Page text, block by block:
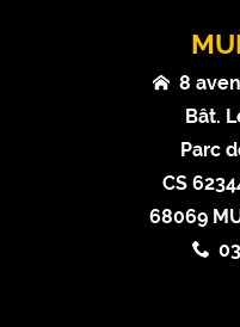
8
Bât.
Parc
CS
68069